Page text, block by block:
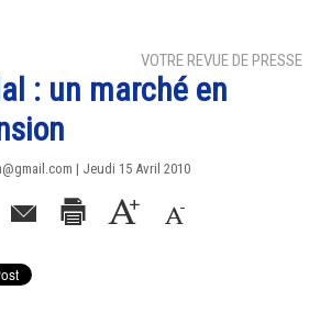
VOTRE REVUE DE PRESSE
: un marché en
| Jeudi 15 Avril 2010